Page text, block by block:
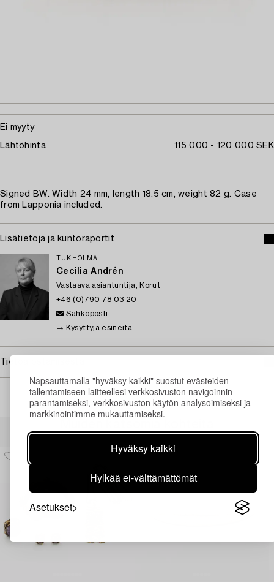
Napsauttamalla "hyväksy kaikki" suostut evästeiden
tallentamiseen laitteellesi verkkosivuston navigoinnin
parantamiseksi, verkkosivuston käytön analysoimiseksi ja
markkinointimme mukauttamiseksi.
Hyväksy kaikki
Hylkää ei-välttämättömät
Asetukset
Ei myyty
Lähtöhinta 115 000 - 120 000 SEK
Signed BW. Width 24 mm, length 18.5 cm, weight 82 g. Case
from Lapponia included.
Lisätietoja ja kuntoraportit
TUKHOLMA
Cecilia Andrén
Vastaava asiantuntija, Korut
+46 (0)790 78 03 20
Sähköposti
→ Kysyttyjä esineitä
Tietoa ostamisesta